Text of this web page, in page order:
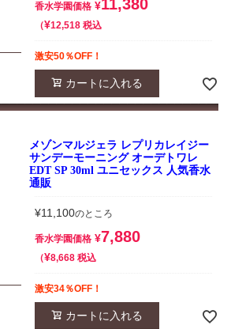
香水学園価格 ¥11,380
¥12,518 税込
激安50％OFF！
カートに入れる
メゾンマルジェラ レプリカレイジー
サンデーモーニング オーデトワレ
EDT SP 30ml ユニセックス 人気香水
通販
¥11,100のところ
香水学園価格 ¥7,880
¥8,668 税込
激安34％OFF！
カートに入れる